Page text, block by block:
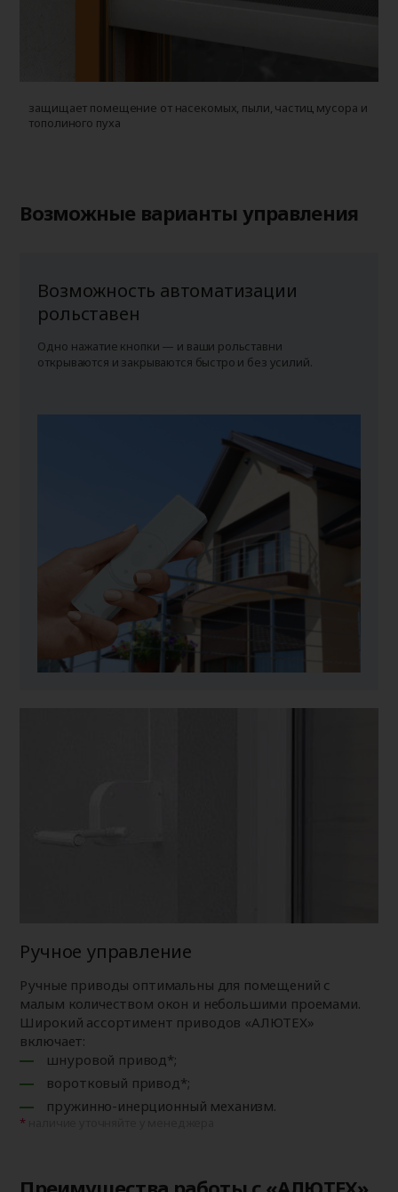
защищает помещение от насекомых, пыли, частиц мусора и
тополиного пуха
Возможные варианты управления
Возможность автоматизации
рольставен
Одно нажатие кнопки — и ваши рольставни
открываются и закрываются быстро и без усилий.
Ручное управление
Ручные приводы оптимальны для помещений с
малым количеством окон и небольшими проемами.
Широкий ассортимент приводов «АЛЮТЕХ»
включает:
шнуровой привод*;
воротковый привод*;
пружинно-инерционный механизм.